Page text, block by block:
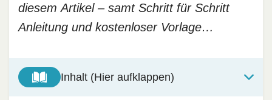
diesem Artikel – samt Schritt für Schritt
Anleitung und kostenloser Vorlage…
Inhalt (Hier aufklappen)